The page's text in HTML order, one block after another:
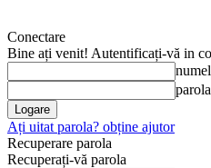
Conectare
Bine ați venit! Autentificați-vă in
Ați uitat parola? obține ajutor
Recuperare parola
Recuperați-vă parola